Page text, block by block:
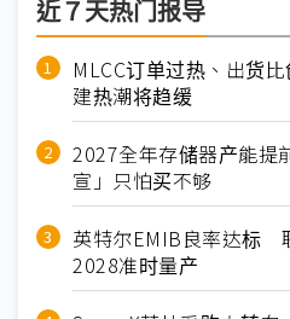
近７天热门报导
MLCC订单过热、出货
建热潮将趋缓
2027全年存储器产能
宣」只怕买不够
英特尔EMIB良率达标
2028准时量产